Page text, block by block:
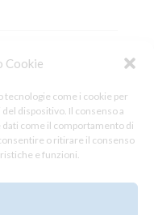
Cookie
come i cookie per
dispositivo. Il consenso a
come il comportamento di
o ritirare il consenso
e funzioni.